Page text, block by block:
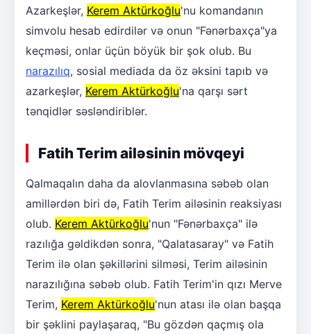
Azarkeşlər, Kerem Aktürkoğlu'nu komandanın
simvolu hesab edirdilər və onun "Fənərbaxça"ya
keçməsi, onlar üçün böyük bir şok olub. Bu
narazılıq, sosial mediada da öz əksini tapıb və
azarkeşlər, Kerem Aktürkoğlu'na qarşı sərt
tənqidlər səsləndiriblər.
Fatih Terim ailəsinin mövqeyi
Qalmaqalın daha da alovlanmasına səbəb olan
amillərdən biri də, Fatih Terim ailəsinin reaksiyası
olub. Kerem Aktürkoğlu'nun "Fənərbaxça" ilə
razılığa gəldikdən sonra, "Qalatasaray" və Fatih
Terim ilə olan şəkillərini silməsi, Terim ailəsinin
narazılığına səbəb olub. Fatih Terim'in qızı Merve
Terim, Kerem Aktürkoğlu'nun atası ilə olan başqa
bir şəklini paylaşaraq, "Bu gözdən qaçmış ola